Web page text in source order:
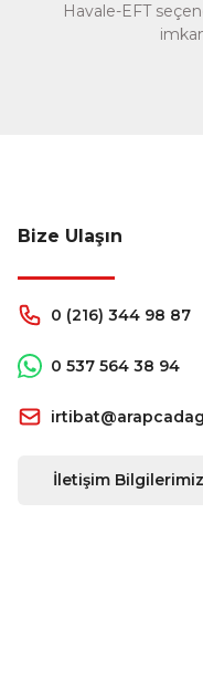
Havale-EFT
Bize Ulaşın
0 (216) 344 98 87
0 537 564 38 94
İletişim Bilgilerimiz